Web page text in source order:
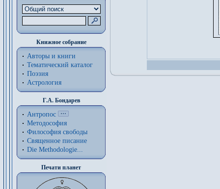
Книжное собрание
Авторы и книги
Тематический каталог
Поэзия
Астрология
Г.А. Бондарев
Антропос
Методософия
Философия cвободы
Священное писание
Die Methodologie...
Печати планет